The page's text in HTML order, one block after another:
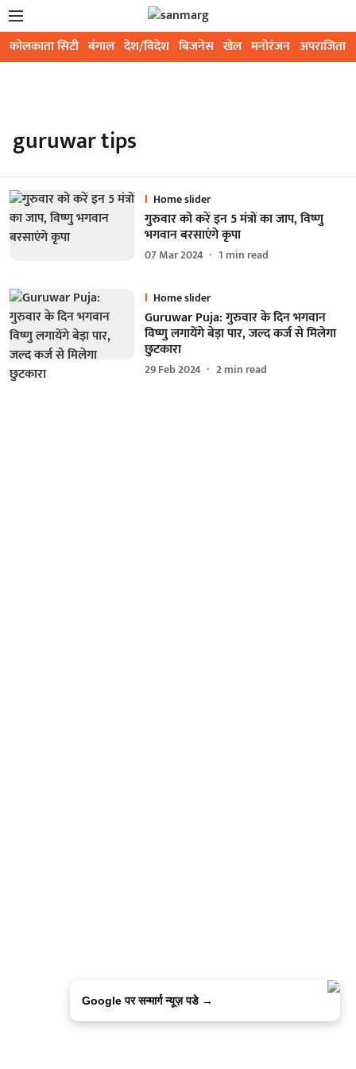
कोलकाता सिटी बंगाल देश/विदेश बिजनेस खेल मनोरंजन अपराजिता
guruwar tips
Home slider
गुरुवार को करें इन 5 मंत्रों का जाप, विष्णु
भगवान बरसाएंगे कृपा
07 Mar 2024 1 min read
Home slider
Guruwar Puja: गुरुवार के दिन भगवान
विष्णु लगायेंगे बेड़ा पार, जल्द कर्ज से मिलेगा
छुटकारा
29 Feb 2024 2min read
Google पर सन्मार्ग न्यूज़ पडे →